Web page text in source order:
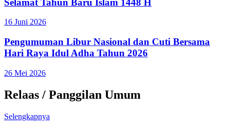
16 Juni 2026
Pengumuman Libur Nasional dan Cuti Bersama
Hari Raya Idul Adha Tahun 2026
26 Mei 2026
Relaas / Panggilan Umum
Selengkapnya